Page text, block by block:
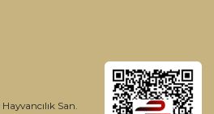
değildir.
San.